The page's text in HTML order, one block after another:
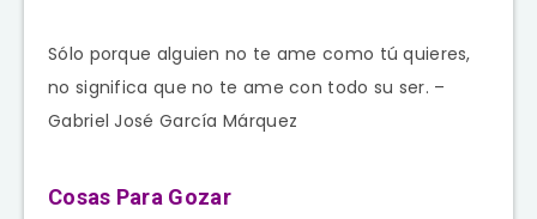
Sólo porque alguien no te ame como tú quieres,
no significa que no te ame con todo su ser. –
Gabriel José García Márquez
Cosas Para Gozar